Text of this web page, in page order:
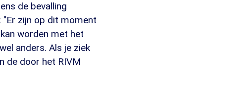
de bevalling
"Er zijn op dit moment
worden met het
anders. Als je ziek
de door het RIVM